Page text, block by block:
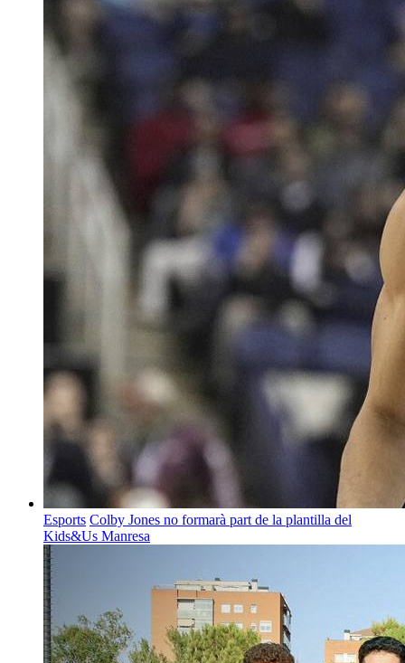
Esports Colby Jones no formarà part de la plantilla del
Kids&Us Manresa